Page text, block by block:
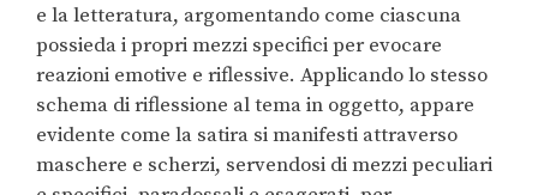
e la letteratura, argomentando come ciascuna
possieda i propri mezzi specifici per evocare
reazioni emotive e riflessive. Applicando lo stesso
schema di riflessione al tema in oggetto, appare
evidente come la satira si manifesti attraverso
maschere e scherzi, servendosi di mezzi peculiari